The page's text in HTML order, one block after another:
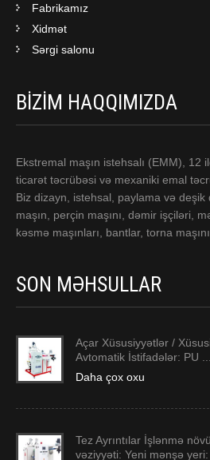
Fabrikamız
Xidmət
Sərgi salonu
BIZIM HAQQIMIZDA
Ekstremal maşın istehsalı (EMM), 12
ticarət təcrübəsi və mexaniki emal
Biz dizayn, istehsal, paylama və deşik
maşın, perçin maşını, dəmir işçiləri,
kəsmə maşınları, bantlar, torna
SON MƏHSULLAR
Açar Xüsusiyyətlər /
Avtomatik İstifadələr: PU ...
Daha çox oxu
Tez Ayrıntılar İşlənmə
vəziyyəti: Yeni mənşə yeri: